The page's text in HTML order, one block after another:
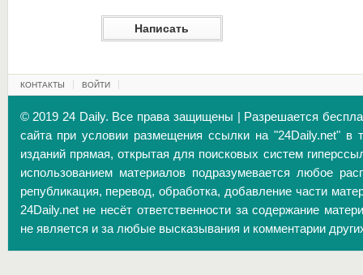
КОНТАКТЫ ВОЙТИ
© 2019 24 Daily. Все права защищены | Разрешается
сайта при условии размещения ссылки на "24Daily.net" в
изданий прямая, открытая для поисковых систем
использованием материалов подразумевается любое
републикация, перевод, обработка, добавление части
24Daily.net не несёт ответственности за содержание
не является и за любые высказывания и комментарии